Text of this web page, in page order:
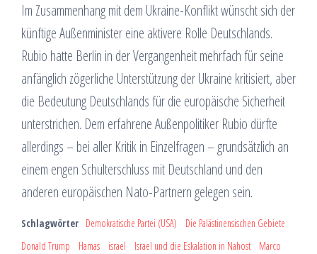
Im Zusammenhang mit dem Ukraine-Konflikt wünscht sich der
künftige Außenminister eine aktivere Rolle Deutschlands.
Rubio hatte Berlin in der Vergangenheit mehrfach für seine
anfänglich zögerliche Unterstützung der Ukraine kritisiert, aber
die Bedeutung Deutschlands für die europäische Sicherheit
unterstrichen. Dem erfahrene Außenpolitiker Rubio dürfte
allerdings – bei aller Kritik in Einzelfragen – grundsätzlich an
einem engen Schulterschluss mit Deutschland und den
anderen europäischen Nato-Partnern gelegen sein.
Schlagwörter Demokratische Partei (USA)
Die Palästinensischen Gebiete
Donald Trump
Hamas israel Israel und die Eskalation in Nahost
Marco